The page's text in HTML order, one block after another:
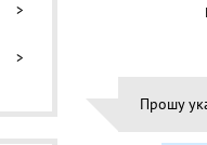
>
>
Прошу